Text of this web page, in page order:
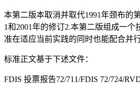
本第二版本取消并取代1991年颈布的
1和2001年的修订2.本第二版组成一个
准在适应当前实践的同时也能配合并
标准正文基于下述文件：
FDIS 投票报告72/711/FDIS 72/724/